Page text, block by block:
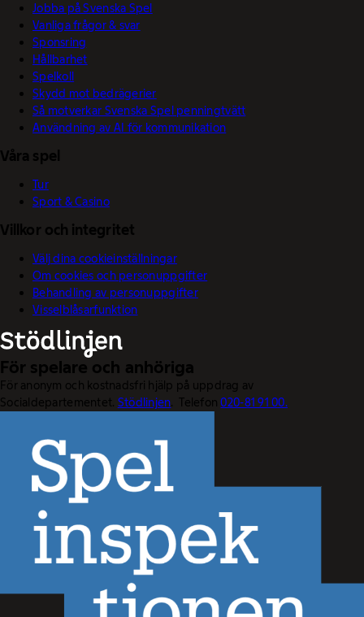
Jobba på Svenska Spel
Vanliga frågor & svar
Sponsring
Hållbarhet
Spelkoll
Skydd mot bedrägerier
Så motverkar Svenska Spel penningtvätt
Användning av AI för kommunikation
Våra spel
Tur
Sport & Casino
Villkor och integritet
Välj dina cookieinställningar
Om cookies och personuppgifter
Behandling av personuppgifter
Visselblåsarfunktion
För spelare och anhöriga
För anonym och kostnadsfri hjälp på uppdrag av
Socialdepartementet. Stödlinjen. Telefon020-81 91 00.